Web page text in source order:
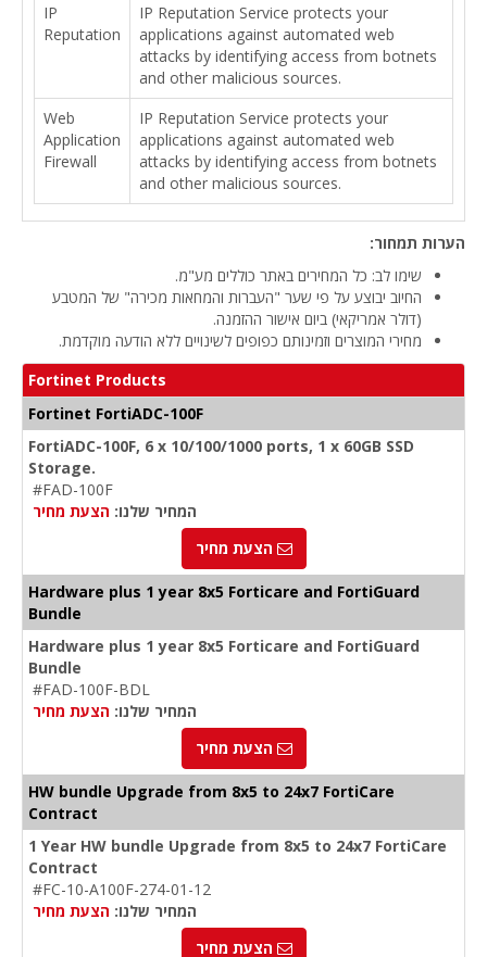
IP
Reputation
IP Reputation Service protects your
applications against automated web
attacks by identifying access from botnets
and other malicious sources.
Web
Application
Firewall
IP Reputation Service protects your
applications against automated web
attacks by identifying access from botnets
and other malicious sources.
הערות תמחור:
שימו לב: כל המחירים באתר כוללים מע"מ.
החיוב יבוצע על פי שער "העברות והמחאות מכירה" של המטבע
(דולר אמריקאי) ביום אישור ההזמנה.
מחירי המוצרים וזמינותם כפופים לשינויים ללא הודעה מוקדמת.
Fortinet Products
Fortinet FortiADC-100F
FortiADC-100F, 6 x 10/100/1000 ports, 1 x 60GB SSD
Storage.
#FAD-100F
המחיר שלנו: הצעת מחיר
הצעת מחיר
Hardware plus 1 year 8x5 Forticare and FortiGuard
Bundle
Hardware plus 1 year 8x5 Forticare and FortiGuard
Bundle
#FAD-100F-BDL
המחיר שלנו: הצעת מחיר
הצעת מחיר
HW bundle Upgrade from 8x5 to 24x7 FortiCare
Contract
1 Year HW bundle Upgrade from 8x5 to 24x7 FortiCare
Contract
#FC-10-A100F-274-01-12
המחיר שלנו: הצעת מחיר
הצעת מחיר